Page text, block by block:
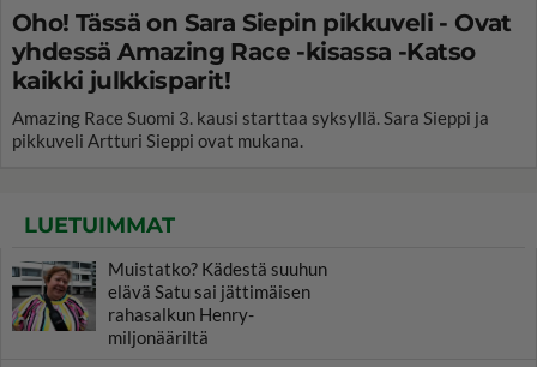
Oho! Tässä on Sara Siepin pikkuveli - Ovat
yhdessä Amazing Race -kisassa -Katso
kaikki julkkisparit!
Amazing Race Suomi 3. kausi starttaa syksyllä. Sara Sieppi ja
pikkuveli Artturi Sieppi ovat mukana.
LUETUIMMAT
Muistatko? Kädestä suuhun
elävä Satu sai jättimäisen
rahasalkun Henry-
miljonääriltä